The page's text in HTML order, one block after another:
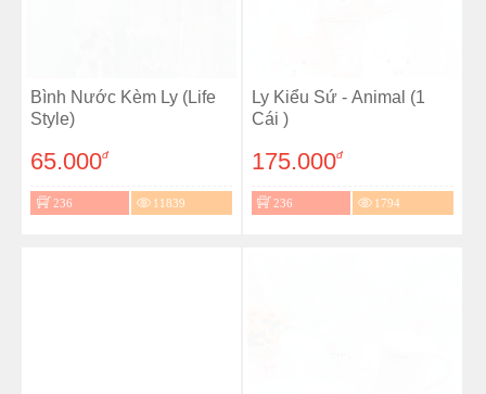
Bình Nước Kèm Ly (Life
Style)
65.000đ
236 11839
Ly Kiểu Sứ - Animal (1
Cái )
175.000đ
236 1794